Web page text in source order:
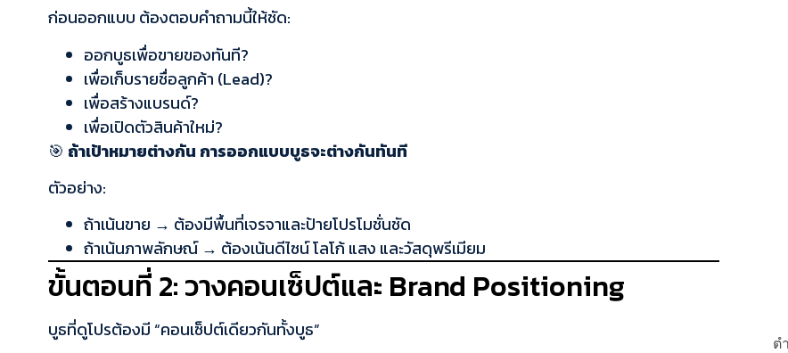
ก่อนออกแบบ ต้องตอบคำถามนี้ให้ชัด:
ออกบูธเพื่อขายของทันที?
เพื่อเก็บรายชื่อลูกค้า (Lead)?
เพื่อสร้างแบรนด์?
เพื่อเปิดตัวสินค้าใหม่?
🎯 ถ้าเป้าหมายต่างกัน การออกแบบบูธจะต่างกันทันที
ตัวอย่าง:
ถ้าเน้นขาย → ต้องมีพื้นที่เจรจาและป้ายโปรโมชั่นชัด
ถ้าเน้นภาพลักษณ์ → ต้องเน้นดีไซน์ โลโก้ แสง และวัสดุพรีเมียม
ขั้นตอนที่ 2: วางคอนเซ็ปต์และ Brand Positioning
บูธที่ดูโปรต้องมี “คอนเซ็ปต์เดียวกันทั้งบูธ”
ต